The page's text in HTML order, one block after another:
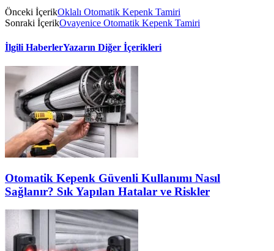
Önceki İçerikOklalı Otomatik Kepenk Tamiri
Sonraki İçerikOvayenice Otomatik Kepenk Tamiri
İlgili HaberlerYazarın Diğer İçerikleri
Otomatik Kepenk Güvenli Kullanımı Nasıl
Sağlanır? Sık Yapılan Hatalar ve Riskler